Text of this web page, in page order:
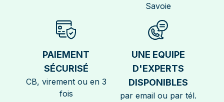
Savoie
PAIEMENT
SÉCURISÉ
CB, virement ou en 3
fois
UNE EQUIPE
D'EXPERTS
DISPONIBLES
par email ou par tél.